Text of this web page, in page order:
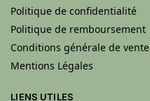
Politique de confidentialité
Politique de remboursement
Conditions générale de vente
Mentions Légales
LIENS UTILES